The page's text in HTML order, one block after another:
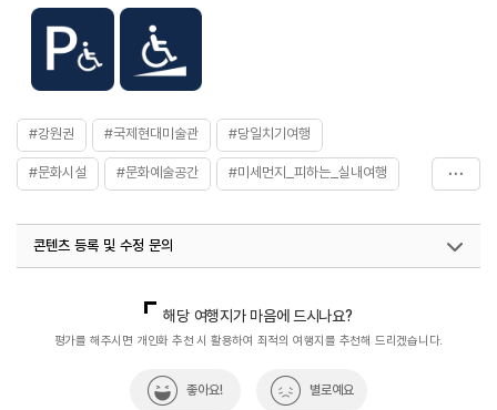
- 유치원 3,000원
[단체(20인 이상)]
- 어른 4,000원
- 초·중·고등학생 3,000원
※ 무료 : 5세 이하 / 2급 이상 장애인
할인 정보
[50% 할인]
- 영월군민
- 65세 이상
#강원권 #국제현대미술관 #당일치기여행
#문화시설 #문화예술공간 #미세먼지_피하는_실내여행
#열린문화공간 #영월가볼만한곳
콘텐츠 등록 및 수정 문의
열린관광콘텐츠팀(열린관광-모두의여행)
033-738-3425
해당 여행지가 마음에 드시나요?
평가를 해주시면 개인화 추천 시 활용하여 최적의 여행지를 추천해 드리겠습니다.
좋아요! 별로예요